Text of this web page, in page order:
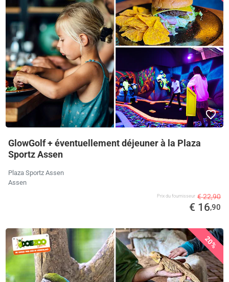
GlowGolf + éventuellement déjeuner à la Plaza
Sportz Assen
Plaza Sportz Assen
Assen
Prix ​​du fournisseur € 22,90
€ 16,90
20%